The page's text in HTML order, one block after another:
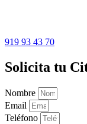
919 93 43 70
Solicita tu
Nombre
Email
Teléfono